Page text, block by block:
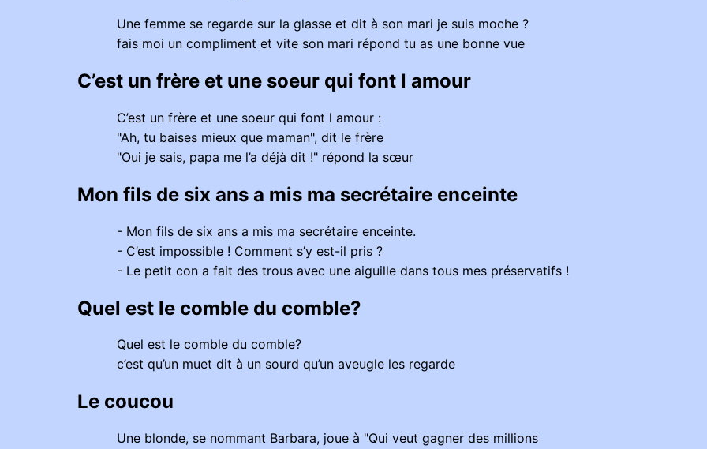
Une femme se regarde sur la glasse et dit à son mari je suis moche ?
fais moi un compliment et vite son mari répond tu as une bonne vue
C’est un frère et une soeur qui font l amour
C’est un frère et une soeur qui font l amour :
"Ah, tu baises mieux que maman", dit le frère
"Oui je sais, papa me l’a déjà dit !" répond la sœur
Mon fils de six ans a mis ma secrétaire enceinte
- Mon fils de six ans a mis ma secrétaire enceinte.
- C’est impossible ! Comment s’y est-il pris ?
- Le petit con a fait des trous avec une aiguille dans tous mes préservatifs !
Quel est le comble du comble?
Quel est le comble du comble?
c’est qu’un muet dit à un sourd qu’un aveugle les regarde
Le coucou
Une blonde, se nommant Barbara, joue à "Qui veut gagner des millions